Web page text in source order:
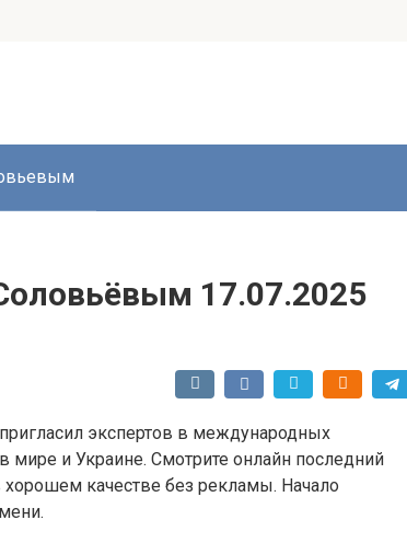
17.07.2025
экспертов в международных
и Украине. Смотрите онлайн последний
качестве без рекламы. Начало